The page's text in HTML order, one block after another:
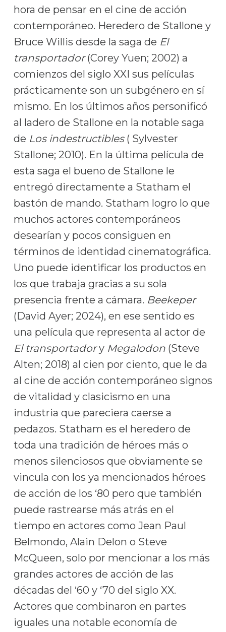
hora de pensar en el cine de acción
contemporáneo. Heredero de Stallone y
Bruce Willis desde la saga de El
transportador(Corey Yuen; 2002) a
comienzos del siglo XXI sus películas
prácticamente son un subgénero en sí
mismo. En los últimos años personificó
al ladero de Stallone en la notable saga
de Los indestructibles( Sylvester
Stallone; 2010). En la última película de
esta saga el bueno de Stallone le
entregó directamente a Statham el
bastón de mando. Statham logro lo que
muchos actores contemporáneos
desearían y pocos consiguen en
términos de identidad cinematográfica.
Uno puede identificar los productos en
los que trabaja gracias a su sola
presencia frente a cámara. Beekeper
(David Ayer; 2024), en ese sentido es
una película que representa al actor de
El transportadory Megalodon(Steve
Alten; 2018) al cien por ciento, que le da
al cine de acción contemporáneo signos
de vitalidad y clasicismo en una
industria que pareciera caerse a
pedazos. Statham es el heredero de
toda una tradición de héroes más o
menos silenciosos que obviamente se
vincula con los ya mencionados héroes
de acción de los ‘80 pero que también
puede rastrearse más atrás en el
tiempo en actores como Jean Paul
Belmondo, Alain Delon o Steve
McQueen, solo por mencionar a los más
grandes actores de acción de las
décadas del ‘60 y ‘70 del siglo XX.
Actores que combinaron en partes
iguales una notable economía de